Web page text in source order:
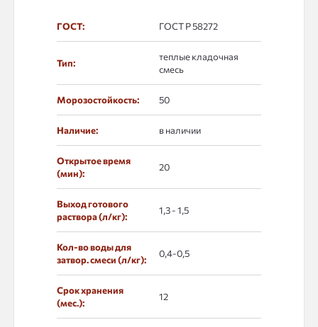
ГОСТ: ГОСТ Р 58272
Тип:
теплые кладочная
смесь
Морозостойкость: 50
Наличие: в наличии
Открытое время
(мин):
20
Выход готового
раствора (л/кг):
1,3 - 1,5
Кол-во воды для
затвор. смеси (л/кг):
0,4-0,5
Срок хранения
(мес.):
12